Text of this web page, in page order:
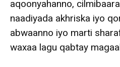
aqoonyahanno,
naadiyada akhriska iyo
abwaanno iyo marti
waxaa lagu qabtay